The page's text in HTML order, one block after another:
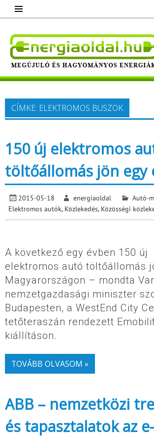
content
Megújuló és hagyományos
Minden, ami energia!
CÍMKE: ELEKTROMOS BUSZOK
150 új elektromos
töltőállomás jön egy
2015-05-18 energiaoldal Autó-
Elektromos autók, Közlekedés, Közösségi
A következő egy évben 150 új
elektromos autó töltőállomás
Magyarországon – mondta
nemzetgazdasági miniszter
Budapesten, a WestEnd City
tetőteraszán rendezett
kiállításon.
TOVÁBB OLVASOM »
ABB – nemzetközi
és tapasztalatok az e-